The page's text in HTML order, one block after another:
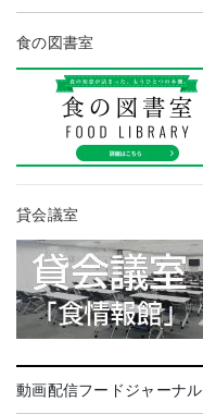
食の図書室
貸会議室
動画配信フードジャーナル